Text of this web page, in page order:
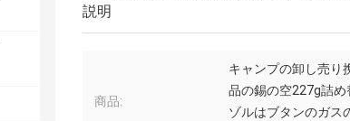
説明
商品:
キャンプの卸し売り
品の錫の空227g詰め
ゾルはブタンのガス